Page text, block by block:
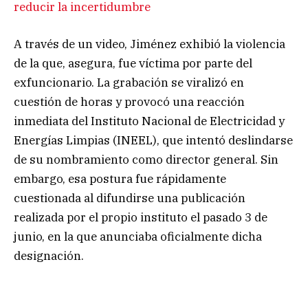
reducir la incertidumbre
A través de un video, Jiménez exhibió la violencia
de la que, asegura, fue víctima por parte del
exfuncionario. La grabación se viralizó en
cuestión de horas y provocó una reacción
inmediata del Instituto Nacional de Electricidad y
Energías Limpias (INEEL), que intentó deslindarse
de su nombramiento como director general. Sin
embargo, esa postura fue rápidamente
cuestionada al difundirse una publicación
realizada por el propio instituto el pasado 3 de
junio, en la que anunciaba oficialmente dicha
designación.